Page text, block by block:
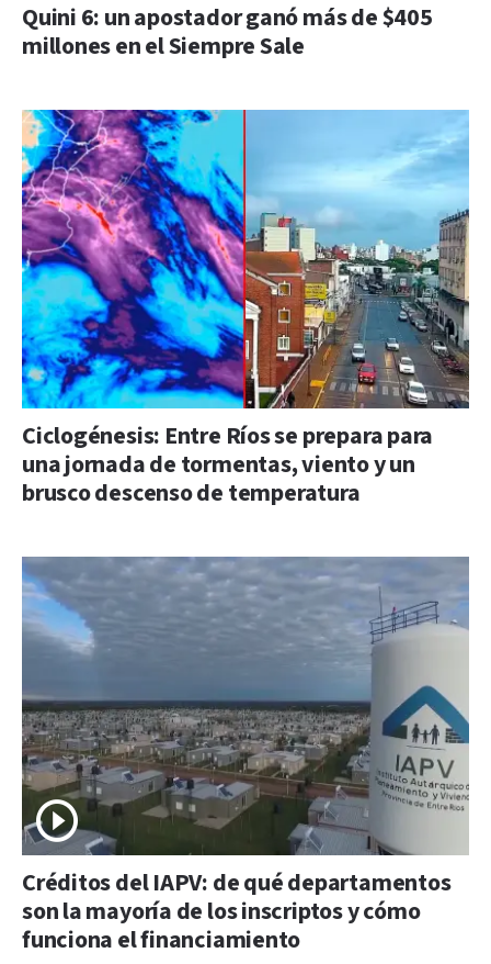
Quini 6: un apostador ganó más de $405
millones en el Siempre Sale
Ciclogénesis: Entre Ríos se prepara para
una jornada de tormentas, viento y un
brusco descenso de temperatura
Créditos del IAPV: de qué departamentos
son la mayoría de los inscriptos y cómo
funciona el financiamiento